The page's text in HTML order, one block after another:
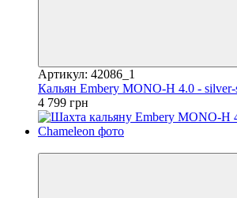
Артикул: 42086_1
Кальян Embery MONO-H 4.0 - silver-
4 799 грн